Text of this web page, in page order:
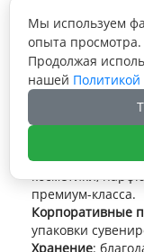
соответствии с
логотипа, выбор
декоративных
Подарочная
косметики,
премиум-класса.
Корпоративные
упаковки
Хранение:
Мы используем
опыта просмотра.
Продолжая
нашей